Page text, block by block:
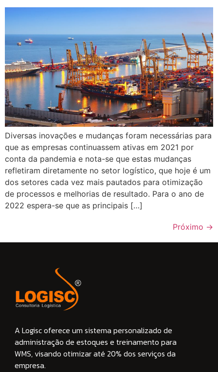
Diversas inovações e mudanças foram necessárias para
que as empresas continuassem ativas em 2021 por
conta da pandemia e nota-se que estas mudanças
refletiram diretamente no setor logístico, que hoje é um
dos setores cada vez mais pautados para otimização
de processos e melhorias de resultado. Para o ano de
2022 espera-se que as principais […]
Próximo →
A Logisc oferece um sistema personalizado de
administração de estoques e treinamento para
WMS, visando otimizar até 20% dos serviços da
empresa.